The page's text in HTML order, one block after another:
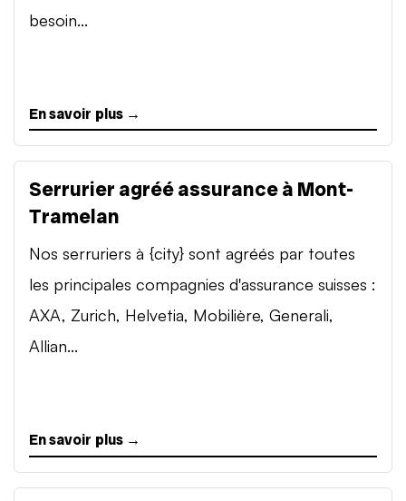
besoin...
En savoir plus →
Serrurier agréé assurance à Mont-
Tramelan
Nos serruriers à {city} sont agréés par toutes
les principales compagnies d'assurance suisses :
AXA, Zurich, Helvetia, Mobilière, Generali,
Allian...
En savoir plus →